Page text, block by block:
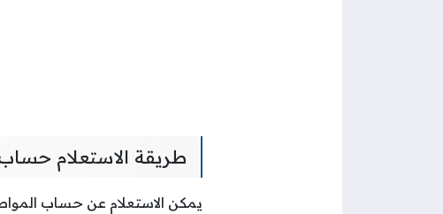
طريقة الاستعلام
يمكن الاستعلام عن حساب